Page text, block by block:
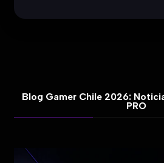
Blog Gamer Chile 2026:
PRO